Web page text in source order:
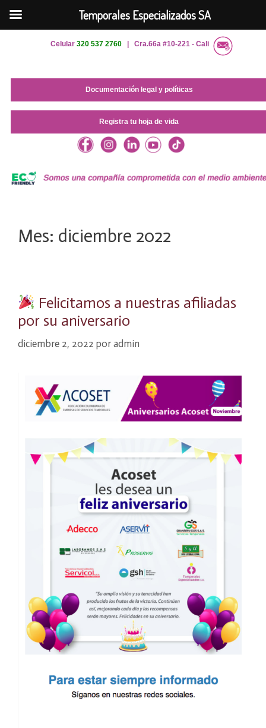
Celular 320 537 2760| Cra.66a #10-221 - Cali
Documentación legal y políticas
Registra tu hoja de vida
Mes: diciembre 2022
Felicitamos a nuestras afiliadas
por su aniversario
diciembre 2, 2022 por admin
Temporales Especializados SA